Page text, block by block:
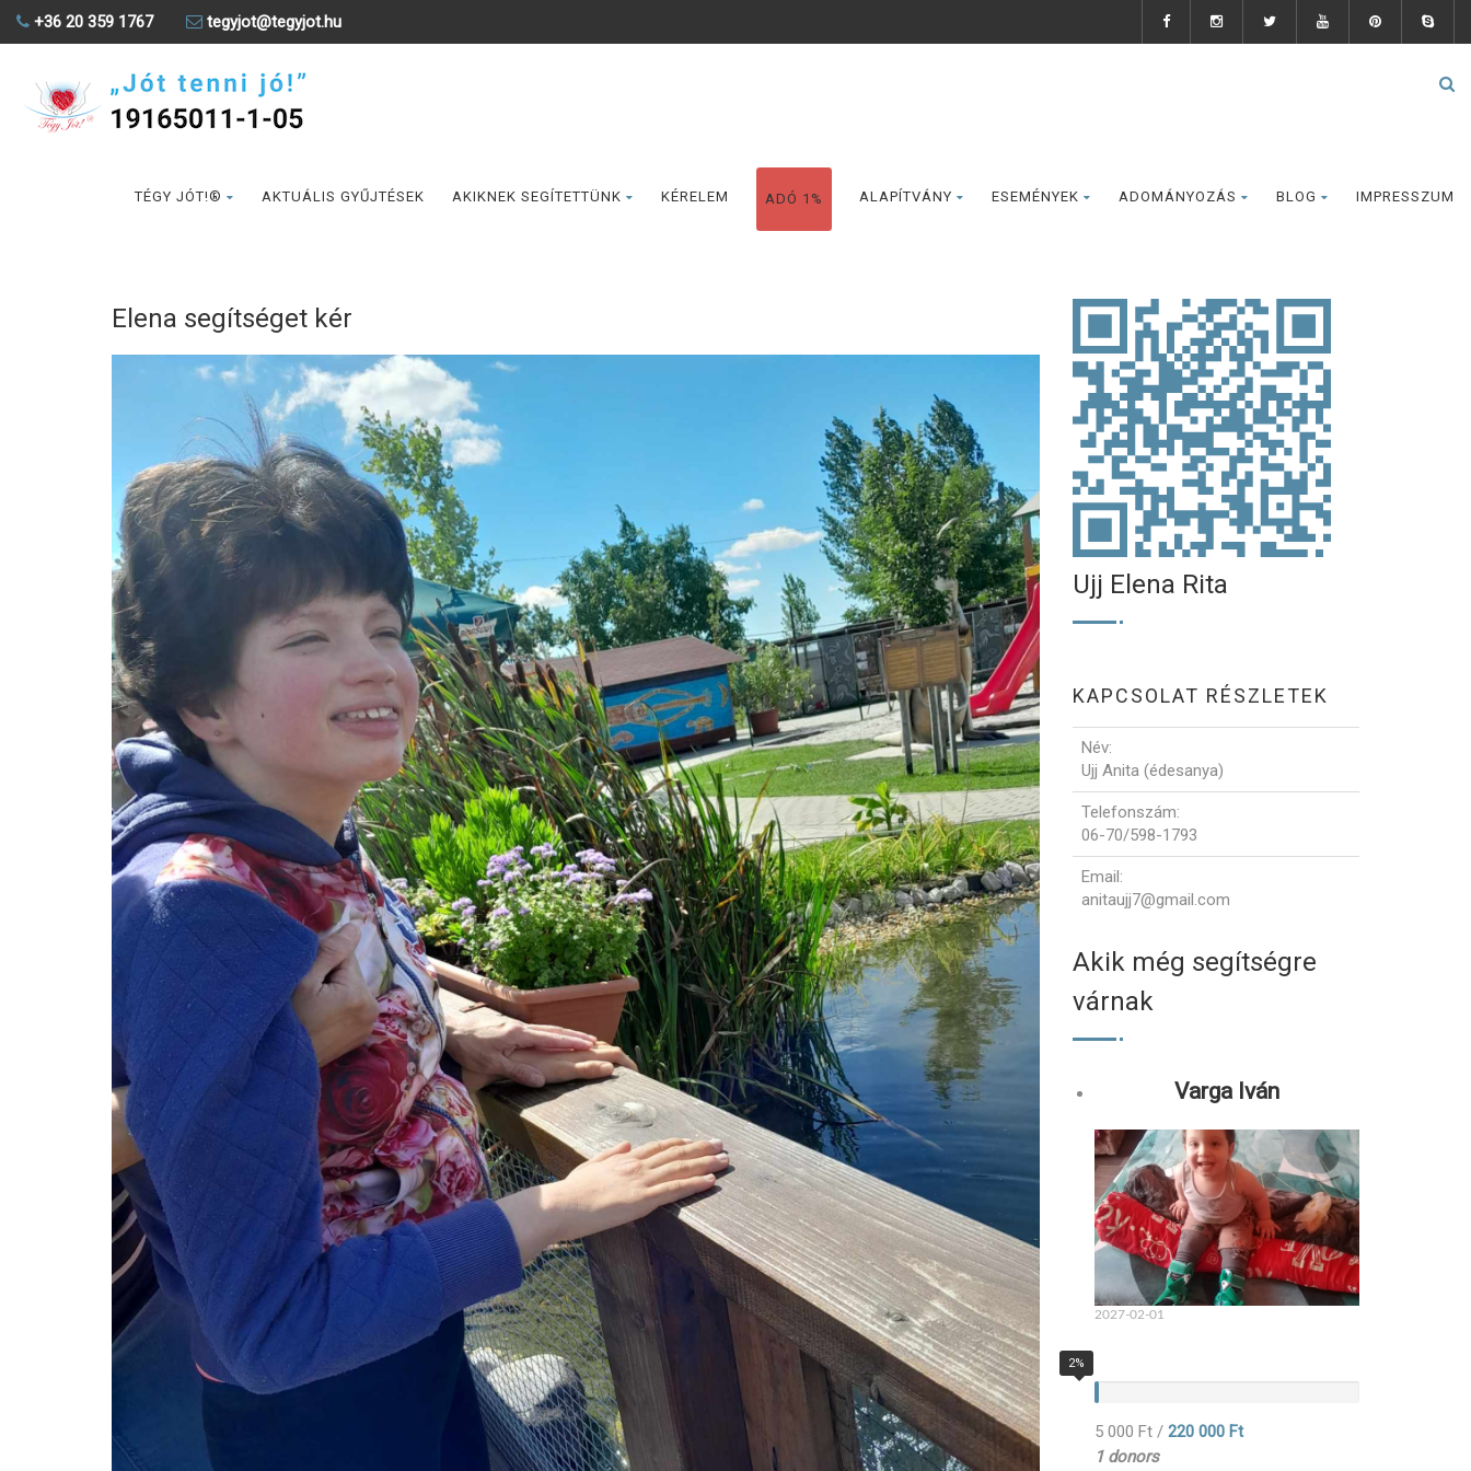
+36 20 359 1767 tegyjot@tegyjot.hu
TÉGY JÓT!® AKTUÁLIS GYŰJTÉSEK AKIKNEK SEGÍTETTÜNK KÉRELEM ADÓ 1% ALAPÍTVÁNY ESEMÉNYEK ADOMÁNYOZÁS BLOG IMPRESSZUM
Elena segítséget kér
Ujj Elena Rita
KAPCSOLAT RÉSZLETEK
Név:
Ujj Anita (édesanya)
Telefonszám:
06-70/598-1793
Email:
anitaujj7@gmail.com
Akik még segítségre
várnak
Varga Iván
2027-02-01
2%
5 000 Ft/ 220 000 Ft
1 donors